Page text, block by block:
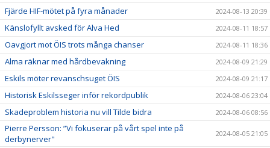
Fjärde HIF-mötet på fyra månader 2024-08-13 20:39
Känslofyllt avsked för Alva Hed 2024-08-11 18:57
Oavgjort mot ÖIS trots många chanser 2024-08-11 18:36
Alma räknar med hårdbevakning 2024-08-09 21:29
Eskils möter revanschsuget ÖIS 2024-08-09 21:17
Historisk Eskilsseger inför rekordpublik 2024-08-06 23:04
Skadeproblem historia nu vill Tilde bidra 2024-08-06 08:56
Pierre Persson: ”Vi fokuserar på vårt spel inte på
derbynerver"
2024-08-05 21:05